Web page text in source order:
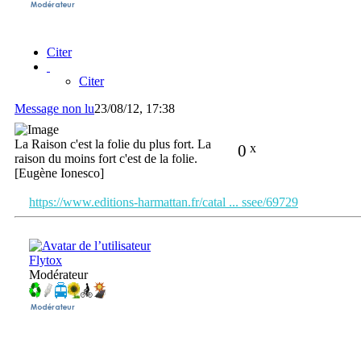
Citer
Citer
Message non lu23/08/12, 17:38
0 x
La Raison c'est la folie du plus fort. La
raison du moins fort c'est de la folie.
[Eugène Ionesco]
https://www.editions-harmattan.fr/catal ... ssee/69729
Flytox
Modérateur